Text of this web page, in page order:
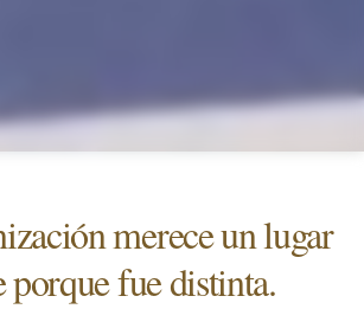
merece un lugar
porque fue distinta.